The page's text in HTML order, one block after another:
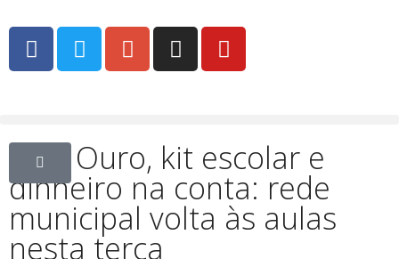
Selo Ouro, kit escolar e
dinheiro na conta: rede
municipal volta às aulas
nesta terça